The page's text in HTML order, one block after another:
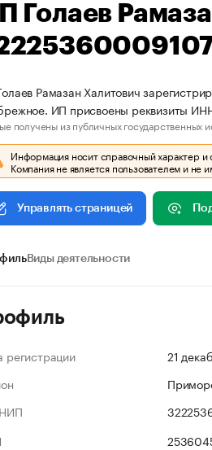
Голаев
Рамазан Халитович
ИП присвоены реквизиты
получены из публичных государственных
Информация носит справочный характер и
Компания не является пользователем и
Управлять страницей
Виды деятельности
регистрации
21